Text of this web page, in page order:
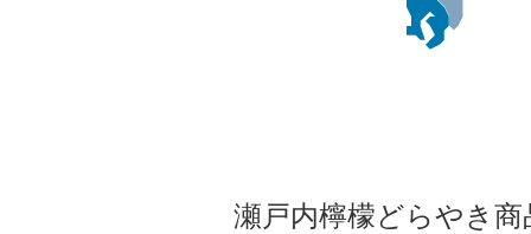
瀬戸内檸檬どらやき商